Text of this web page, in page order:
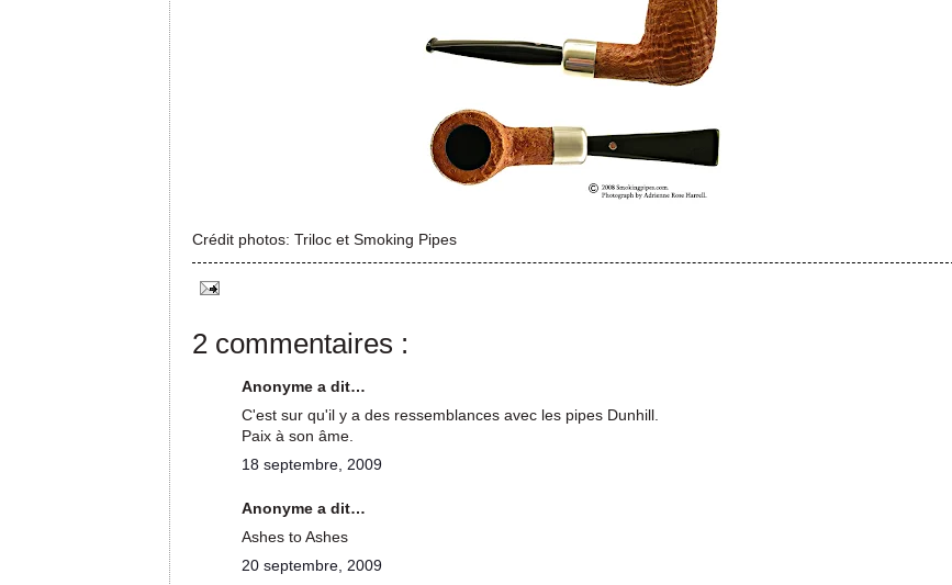
Crédit photos: Triloc et Smoking Pipes
2 commentaires :
Anonyme a dit…
C'est sur qu'il y a des ressemblances avec les pipes Dunhill.
Paix à son âme.
18 septembre, 2009
Anonyme a dit…
Ashes to Ashes
20 septembre, 2009